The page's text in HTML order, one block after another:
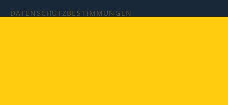
DATENSCHUTZBESTIMMUNGEN